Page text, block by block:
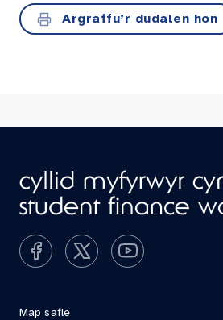
Argraffu’r dudalen hon
Map safle